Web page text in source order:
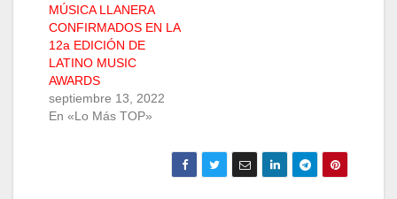
MÚSICA LLANERA
CONFIRMADOS EN LA
12a EDICIÓN DE
LATINO MUSIC
AWARDS
septiembre 13, 2022
En «Lo Más TOP»